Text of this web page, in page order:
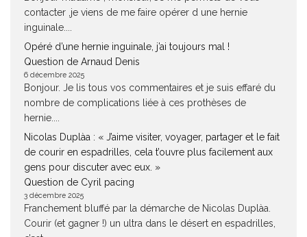
contacter ,je viens de me faire opérer d une hernie
inguinale....
Opéré d’une hernie inguinale, j’ai toujours mal !
Question de Arnaud Denis
6 décembre 2025
Bonjour. Je lis tous vos commentaires et je suis effaré du
nombre de complications liée à ces prothèses de
hernie....
Nicolas Duplàa : « J’aime visiter, voyager, partager et le fait
de courir en espadrilles, cela t’ouvre plus facilement aux
gens pour discuter avec eux. »
Question de Cyril pacing
3 décembre 2025
Franchement bluffé par la démarche de Nicolas Duplàa.
Courir (et gagner !) un ultra dans le désert en espadrilles,